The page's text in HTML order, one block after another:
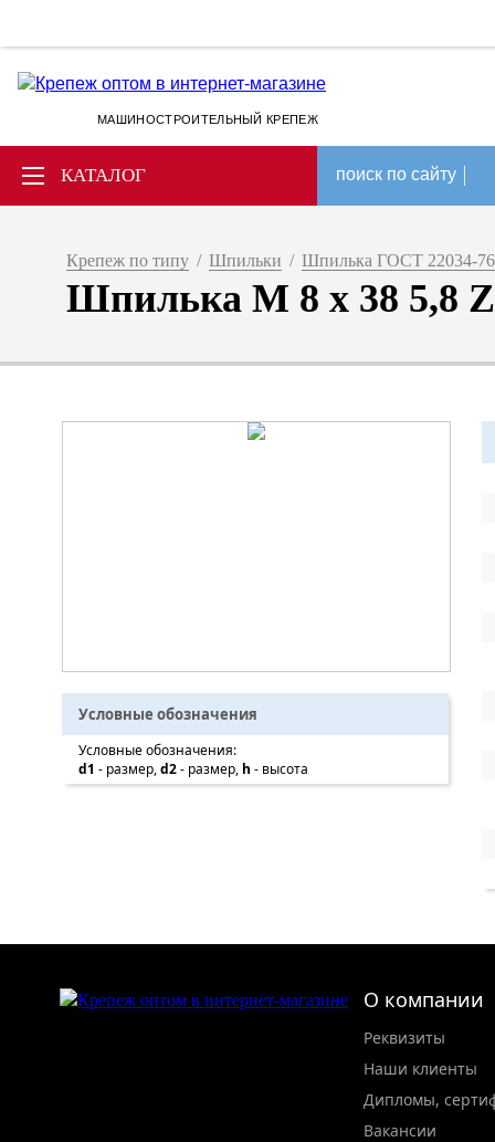
МАШИНОСТРОИТЕЛЬНЫЙ КРЕПЕЖ
КАТАЛОГ поиск по сайту
Крепеж по типу / Шпильки / Шпилька ГОСТ 22034-76
Шпилька М 8 х 38 5,8
Условные обозначения
Условные обозначения:
d1 - размер,d2- размер, h - высота
О компании
Реквизиты
Наши клиенты
Дипломы,
Вакансии